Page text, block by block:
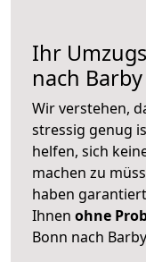
Ihr
nach Barby
Wir verstehen,
stressig genug
helfen, sich
machen zu
haben
Ihnen ohne
Bonn nach